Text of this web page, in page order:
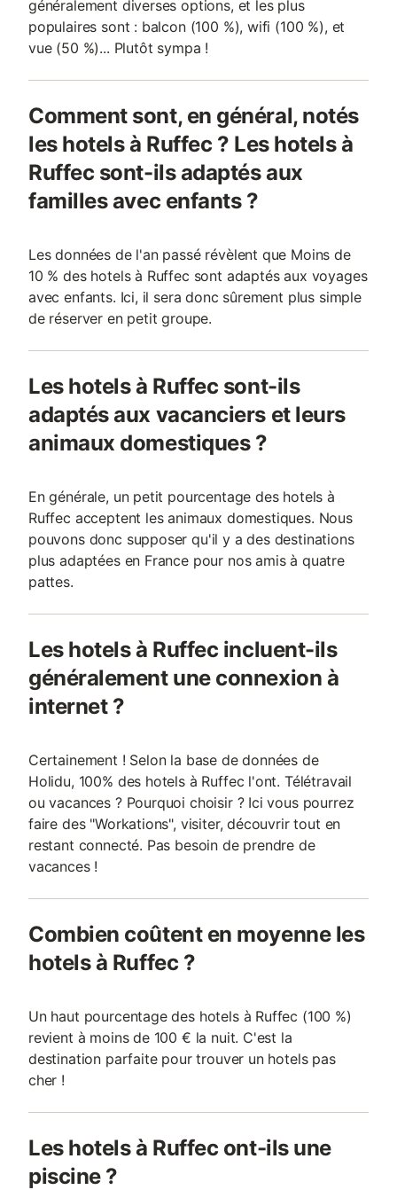
généralement diverses options, et les plus
populaires sont : balcon (100 %), wifi (100 %), et
vue (50 %)... Plutôt sympa !
Comment sont, en général, notés
les hotels à Ruffec ? Les hotels à
Ruffec sont-ils adaptés aux
familles avec enfants ?
Les données de l'an passé révèlent que Moins de
10 % des hotels à Ruffec sont adaptés aux voyages
avec enfants. Ici, il sera donc sûrement plus simple
de réserver en petit groupe.
Les hotels à Ruffec sont-ils
adaptés aux vacanciers et leurs
animaux domestiques ?
En générale, un petit pourcentage des hotels à
Ruffec acceptent les animaux domestiques. Nous
pouvons donc supposer qu'il y a des destinations
plus adaptées en France pour nos amis à quatre
pattes.
Les hotels à Ruffec incluent-ils
généralement une connexion à
internet ?
Certainement ! Selon la base de données de
Holidu, 100% des hotels à Ruffec l'ont. Télétravail
ou vacances ? Pourquoi choisir ? Ici vous pourrez
faire des "Workations", visiter, découvrir tout en
restant connecté. Pas besoin de prendre de
vacances !
Combien coûtent en moyenne les
hotels à Ruffec ?
Un haut pourcentage des hotels à Ruffec (100 %)
revient à moins de 100 € la nuit. C'est la
destination parfaite pour trouver un hotels pas
cher !
Les hotels à Ruffec ont-ils une
piscine ?